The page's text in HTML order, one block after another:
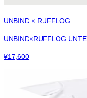
UNBIND × RUFFLOG
UNBIND×RUFFLOG
¥17,600